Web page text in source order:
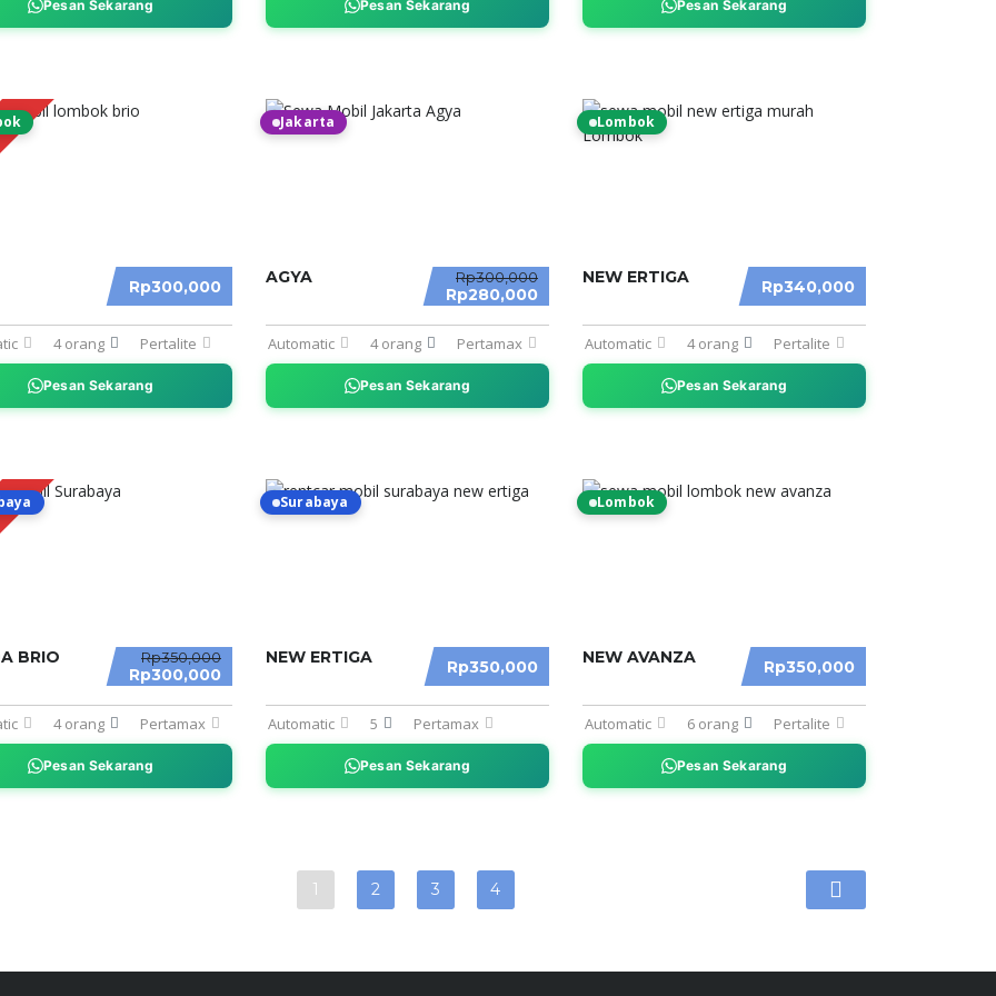
Pesan Sekarang Pesan Sekarang Pesan Sekarang
Rp300,000
4 orang Pertalite
Pesan Sekarang
Rp300,000
Rp280,000
AGYA
Automatic 4 orang Pertamax
Pesan Sekarang
Jakarta
Rp340,000
NEW ERTIGA
Automatic 4 orang Pertalite
Pesan Sekarang
Lombok
Rp350,000
Rp300,000
BRIO
4 orang Pertamax
Pesan Sekarang
Rp350,000
NEW ERTIGA
Automatic 5 Pertamax
Pesan Sekarang
Surabaya
Rp350,000
NEW AVANZA
Automatic 6 orang Pertalite
Pesan Sekarang
Lombok
1 2 3 4